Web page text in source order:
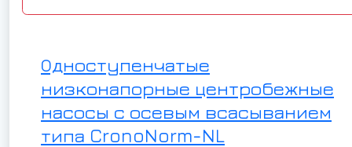
Одноступенчатые
низконапорные центробежные
насосы с осевым всасыванием
типа CronoNorm-NL